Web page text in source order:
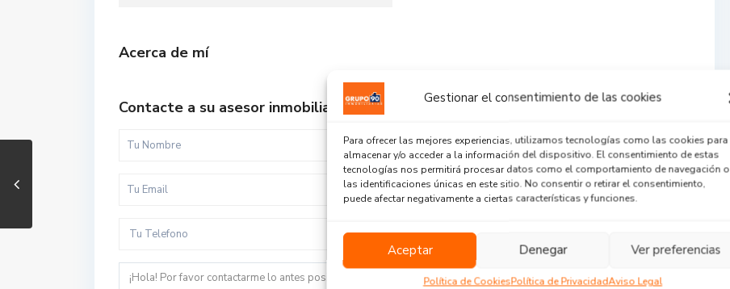
Gestionar el consentimiento de las cookies
Para ofrecer las mejores experiencias, utilizamos tecnologías como las cookies para
almacenar y/o acceder a la información del dispositivo. El consentimiento de estas
tecnologías nos permitirá procesar datos como el comportamiento de navegación o
las identificaciones únicas en este sitio. No consentir o retirar el consentimiento,
puede afectar negativamente a ciertas características y funciones.
Aceptar Denegar Ver preferencias
Política de CookiesPolítica de PrivacidadAviso Legal
Acerca de mí
Contacte a su asesor inmobiliario